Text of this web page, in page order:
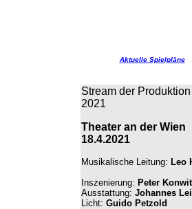
Aktuelle Spielpläne
Stream der
2021
Theater an der Wien
18.4.2021
Musikalische Leitung: Leo
Inszenierung: Peter
Ausstattung: Johannes
Licht: Guido Petzold